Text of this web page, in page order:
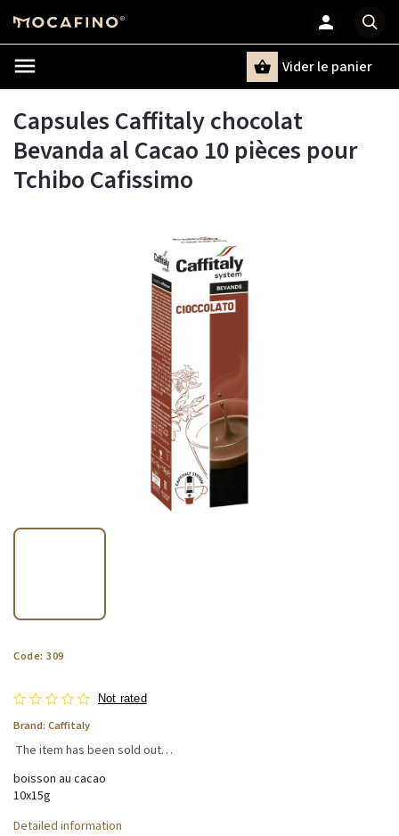
Chercher
Vider le panier
Capsules Caffitaly chocolat
Bevanda al Cacao 10 pièces pour
Tchibo Cafissimo
Code: 309
Not rated
Brand: Caffitaly
The item has been sold out…
boisson au cacao
10x15g
Detailed information